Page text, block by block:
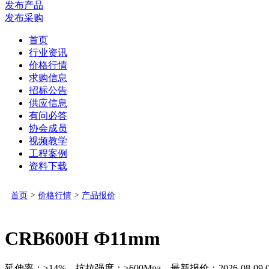
发布产品
发布采购
首页
行业资讯
价格行情
求购信息
招标公告
供应信息
有问必答
协会成员
视频教学
工程案例
资料下载
首页 > 价格行情 > 产品报价
CRB600H Ф11mm